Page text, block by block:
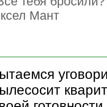
Мант